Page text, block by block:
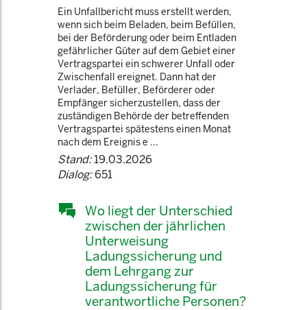
Ein Unfallbericht muss erstellt werden,
wenn sich beim Beladen, beim Befüllen,
bei der Beförderung oder beim Entladen
gefährlicher Güter auf dem Gebiet einer
Vertragspartei ein schwerer Unfall oder
Zwischenfall ereignet. Dann hat der
Verlader, Befüller, Beförderer oder
Empfänger sicherzustellen, dass der
zuständigen Behörde der betreffenden
Vertragspartei spätestens einen Monat
nach dem Ereignis e ...
Stand:19.03.2026
Dialog:651
Wo liegt der Unterschied
zwischen der jährlichen
Unterweisung
Ladungssicherung und
dem Lehrgang zur
Ladungssicherung für
verantwortliche Personen?